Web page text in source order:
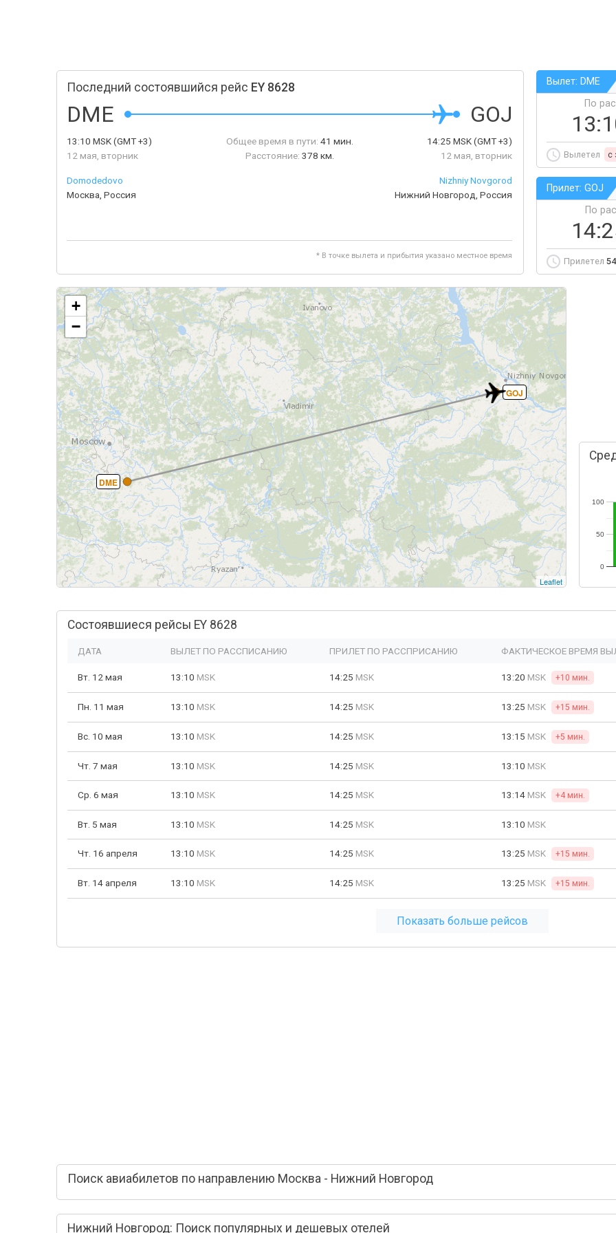
Последний состоявшийся рейс EY 8628
DME GOJ
13:10 MSK(GMT +3)
12 мая, вторник
Общее время в пути: 41 мин.
Расстояние: 378 км.
14:25MSK(GMT +3)
12 мая, вторник
Domodedovo
Москва, Россия
Nizhniy Novgorod
Нижний Новгород, Россия
* В точке вылета и прибытия указано местное время
Вылет: DME
По
Вылетел c
Прилет: GOJ
По
Прилетел
DME
GOJ
+
−
Leaflet
0
50
100
Состоявшиеся рейсы EY 8628
ДАТА ВЫЛЕТ ПО РАССПИСАНИЮ ПРИЛЕТ ПО РАССПРИСАНИЮ ФАКТИЧЕСКОЕ ВРЕМЯ
Вт. 12 мая 13:10 MSK 14:25 MSK 13:20 MSK +10 мин.
Пн. 11 мая 13:10 MSK 14:25 MSK 13:25 MSK +15 мин.
Вс. 10 мая 13:10 MSK 14:25 MSK 13:15 MSK +5 мин.
Чт. 7 мая 13:10 MSK 14:25 MSK 13:10 MSK
Ср. 6 мая 13:10 MSK 14:25 MSK 13:14 MSK +4 мин.
Вт. 5 мая 13:10 MSK 14:25 MSK 13:10 MSK
Чт. 16 апреля 13:10 MSK 14:25 MSK 13:25 MSK +15 мин.
Вт. 14 апреля 13:10 MSK 14:25 MSK 13:25 MSK +15 мин.
Показать больше рейсов
Поиск авиабилетов по направлению Москва - Нижний Новгород
Нижний Новгород: Поиск популярных и дешевых отелей